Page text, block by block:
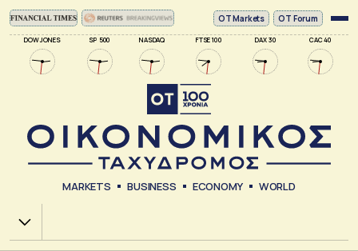
DOW JONES SP 500 NASDAQ FTSE 100 DAX 30 CAC 40
ΟΤ Markets OT Forum
MARKETS BUSINESS ECONOMY WORLD
Χ.Α.